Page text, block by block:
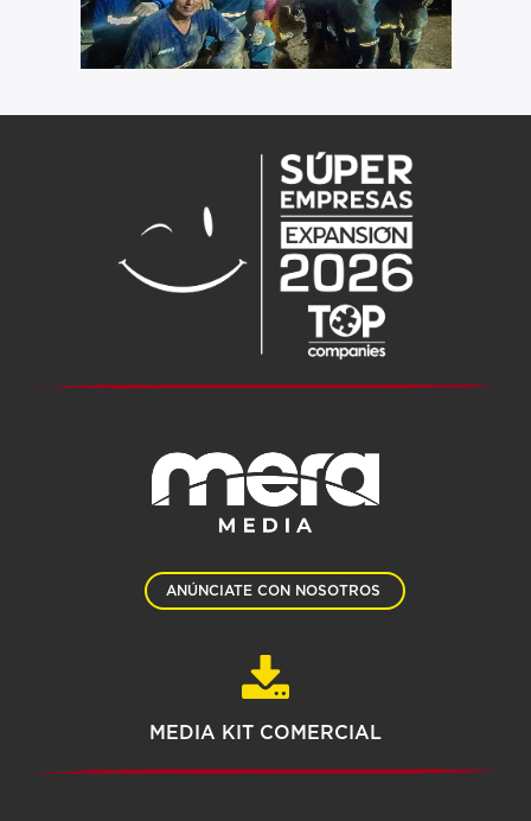
ANÚNCIATE CON NOSOTROS
MEDIA KIT COMERCIAL